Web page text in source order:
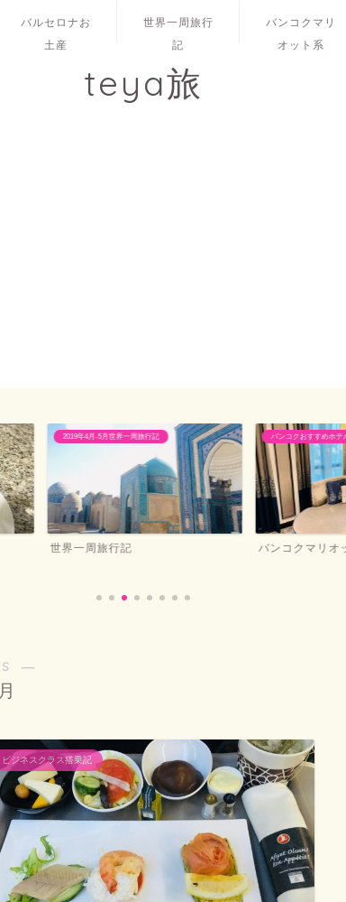
バルセロナお
土産
世界一周旅行
記
バンコクマリ
オット系
teya旅
2019年4月-5月世界一周旅行記
世界一周旅行記
バンコクおすすめホテ
バンコクマリオ
―
ビジネスクラス搭乗記